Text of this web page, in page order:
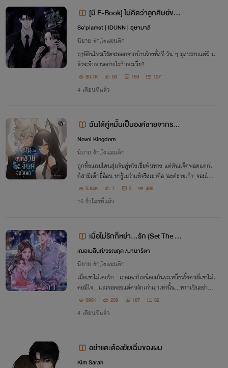
[มี E-Book] ไม่คิดว่าลูกศิษย์ของ
ป๊ะป๋า จะแซ่บ! ขนาดนี้ (กระทิง x แ
ขไข) #กระทิงหมายจันทร์
Se'piamst | IDUNN | อุษามาลี
นิยาย รัก,โรแมนติก
ฤๅษีอินโทรเวิร์ตจะออกจากบ้านร้างทั้งที วัน ๆ มุ่งปราบแต่ผี แ
ล้วจะจีบสาวอย่างไรกันละเนี่ย?
80.1K 93 159 127
4 เดือนที่แล้ว
ฉันได้คู่หมั้นเป็นองค์ชายจากระบ
บจับคู่อัตโนมัติ
Novel Kingdom
นิยาย รัก,โรแมนติก
ถูกทิ้งแถมโดนสุ่มจับคู่หวังเขี่ยพ้นทาง แต่ดันแจ็คพอตแตกไ
ด้สามีเด็กขี้อ้อน หารู้ไม่ว่าแท้จริงเขาคือ 'องค์ชายเก้า' จอมโห
ด! "พี่สาวครับ..." เบื้องหน้าลูกหมา เบื้องหลังราชสีห์ ใครแตะ
เมียผม พ่อซัดปลิว!
5.84K 7 3 486
16 ชั่วโมงที่แล้ว
เมื่อไม่รักก็หย่า...รัก (Set The m
onsoon) อ่านฟรีมีอีบุ้ค
เฌอเมลินท์/วรณฤต /มานาริตา
นิยาย รัก,โรแมนติก
เมื่อเขาไม่เคยรัก...เธอเองก็เหนื่อยเกินจะเหนี่ยวรั้งคนที่เขาไม่เ
คยมีใจ...และรอคอยแต่คนรักเก่าเขาเท่านั้น...หากเป็นอย่างนั้
นก็หย่า...กันเถอะค่ะ
396K 239 187 62
4 เดือนที่แล้ว
อย่าแตะต้องยัยเฉิ่มของผม
Kim Sarah